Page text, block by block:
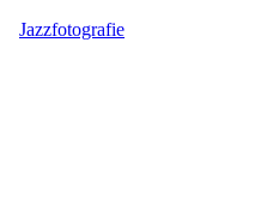
Jazzfotografie